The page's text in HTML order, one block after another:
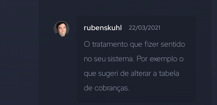
rubenskuhl 22/03/2021
O tratamento que fizer sentido
no seu sistema. Por exemplo o
que sugeri de alterar a tabela
de cobranças.